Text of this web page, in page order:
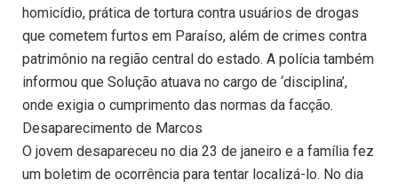
homicídio, prática de tortura contra usuários de drogas
que cometem furtos em Paraíso, além de crimes contra
patrimônio na região central do estado. A polícia também
informou que Solução atuava no cargo de ‘disciplina’,
onde exigia o cumprimento das normas da facção.
Desaparecimento de Marcos
O jovem desapareceu no dia 23 de janeiro e a família fez
um boletim de ocorrência para tentar localizá-lo. No dia